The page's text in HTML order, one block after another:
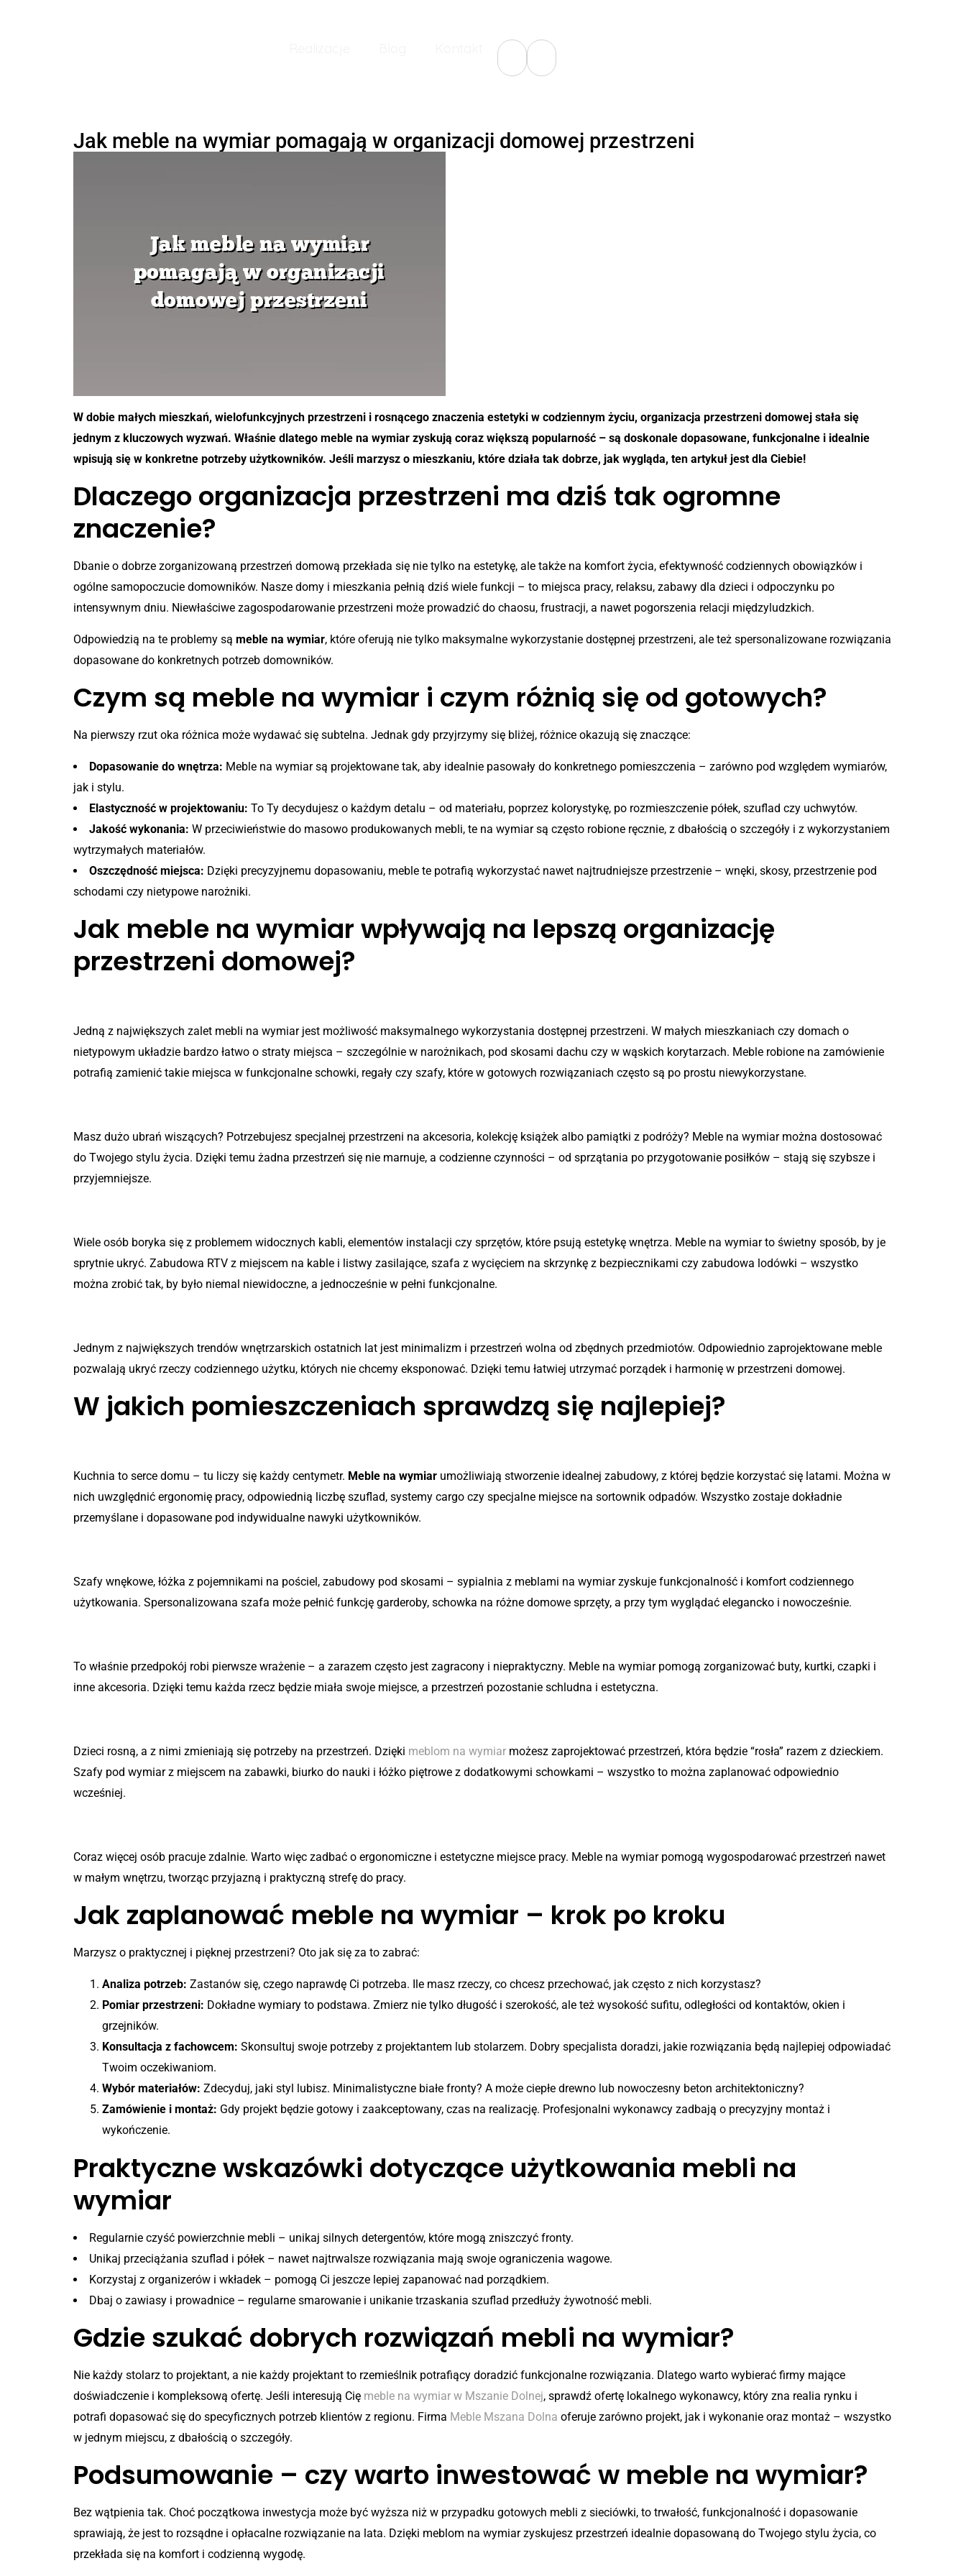
Jak meble na wymiar pomagają w organizacji domowej przestrzeni
W dobie małych mieszkań, wielofunkcyjnych przestrzeni i rosnącego znaczenia estetyki w codziennym życiu, organizacja przestrzeni domowej stała się
jednym z kluczowych wyzwań. Właśnie dlatego meble na wymiar zyskują coraz większą popularność – są doskonale dopasowane, funkcjonalne i idealnie
wpisują się w konkretne potrzeby użytkowników. Jeśli marzysz o mieszkaniu, które działa tak dobrze, jak wygląda, ten artykuł jest dla Ciebie!
Dlaczego organizacja przestrzeni ma dziś tak ogromne
znaczenie?
Dbanie o dobrze zorganizowaną przestrzeń domową przekłada się nie tylko na estetykę, ale także na komfort życia, efektywność codziennych obowiązków i
ogólne samopoczucie domowników. Nasze domy i mieszkania pełnią dziś wiele funkcji – to miejsca pracy, relaksu, zabawy dla dzieci i odpoczynku po
intensywnym dniu. Niewłaściwe zagospodarowanie przestrzeni może prowadzić do chaosu, frustracji, a nawet pogorszenia relacji międzyludzkich.
Odpowiedzią na te problemy są meble na wymiar, które oferują nie tylko maksymalne wykorzystanie dostępnej przestrzeni, ale też spersonalizowane rozwiązania
dopasowane do konkretnych potrzeb domowników.
Czym są meble na wymiar i czym różnią się od gotowych?
Na pierwszy rzut oka różnica może wydawać się subtelna. Jednak gdy przyjrzymy się bliżej, różnice okazują się znaczące:
Dopasowanie do wnętrza: Meble na wymiar są projektowane tak, aby idealnie pasowały do konkretnego pomieszczenia – zarówno pod względem wymiarów,
jak i stylu.
Elastyczność w projektowaniu: To Ty decydujesz o każdym detalu – od materiału, poprzez kolorystykę, po rozmieszczenie półek, szuflad czy uchwytów.
Jakość wykonania: W przeciwieństwie do masowo produkowanych mebli, te na wymiar są często robione ręcznie, z dbałością o szczegóły i z wykorzystaniem
wytrzymałych materiałów.
Oszczędność miejsca: Dzięki precyzyjnemu dopasowaniu, meble te potrafią wykorzystać nawet najtrudniejsze przestrzenie – wnęki, skosy, przestrzenie pod
schodami czy nietypowe narożniki.
Jak meble na wymiar wpływają na lepszą organizację
przestrzeni domowej?
Jedną z największych zalet mebli na wymiar jest możliwość maksymalnego wykorzystania dostępnej przestrzeni. W małych mieszkaniach czy domach o
nietypowym układzie bardzo łatwo o straty miejsca – szczególnie w narożnikach, pod skosami dachu czy w wąskich korytarzach. Meble robione na zamówienie
potrafią zamienić takie miejsca w funkcjonalne schowki, regały czy szafy, które w gotowych rozwiązaniach często są po prostu niewykorzystane.
Masz dużo ubrań wiszących? Potrzebujesz specjalnej przestrzeni na akcesoria, kolekcję książek albo pamiątki z podróży? Meble na wymiar można dostosować
do Twojego stylu życia. Dzięki temu żadna przestrzeń się nie marnuje, a codzienne czynności – od sprzątania po przygotowanie posiłków – stają się szybsze i
przyjemniejsze.
Wiele osób boryka się z problemem widocznych kabli, elementów instalacji czy sprzętów, które psują estetykę wnętrza. Meble na wymiar to świetny sposób, by je
sprytnie ukryć. Zabudowa RTV z miejscem na kable i listwy zasilające, szafa z wycięciem na skrzynkę z bezpiecznikami czy zabudowa lodówki – wszystko
można zrobić tak, by było niemal niewidoczne, a jednocześnie w pełni funkcjonalne.
Jednym z największych trendów wnętrzarskich ostatnich lat jest minimalizm i przestrzeń wolna od zbędnych przedmiotów. Odpowiednio zaprojektowane meble
pozwalają ukryć rzeczy codziennego użytku, których nie chcemy eksponować. Dzięki temu łatwiej utrzymać porządek i harmonię w przestrzeni domowej.
W jakich pomieszczeniach sprawdzą się najlepiej?
Kuchnia to serce domu – tu liczy się każdy centymetr. Meble na wymiar umożliwiają stworzenie idealnej zabudowy, z której będzie korzystać się latami. Można w
nich uwzględnić ergonomię pracy, odpowiednią liczbę szuflad, systemy cargo czy specjalne miejsce na sortownik odpadów. Wszystko zostaje dokładnie
przemyślane i dopasowane pod indywidualne nawyki użytkowników.
Szafy wnękowe, łóżka z pojemnikami na pościel, zabudowy pod skosami – sypialnia z meblami na wymiar zyskuje funkcjonalność i komfort codziennego
użytkowania. Spersonalizowana szafa może pełnić funkcję garderoby, schowka na różne domowe sprzęty, a przy tym wyglądać elegancko i nowocześnie.
To właśnie przedpokój robi pierwsze wrażenie – a zarazem często jest zagracony i niepraktyczny. Meble na wymiar pomogą zorganizować buty, kurtki, czapki i
inne akcesoria. Dzięki temu każda rzecz będzie miała swoje miejsce, a przestrzeń pozostanie schludna i estetyczna.
Dzieci rosną, a z nimi zmieniają się potrzeby na przestrzeń. Dzięki meblom na wymiar możesz zaprojektować przestrzeń, która będzie “rosła” razem z dzieckiem.
Szafy pod wymiar z miejscem na zabawki, biurko do nauki i łóżko piętrowe z dodatkowymi schowkami – wszystko to można zaplanować odpowiednio
wcześniej.
Coraz więcej osób pracuje zdalnie. Warto więc zadbać o ergonomiczne i estetyczne miejsce pracy. Meble na wymiar pomogą wygospodarować przestrzeń nawet
w małym wnętrzu, tworząc przyjazną i praktyczną strefę do pracy.
Jak zaplanować meble na wymiar – krok po kroku
Marzysz o praktycznej i pięknej przestrzeni? Oto jak się za to zabrać:
Analiza potrzeb: Zastanów się, czego naprawdę Ci potrzeba. Ile masz rzeczy, co chcesz przechować, jak często z nich korzystasz?
Pomiar przestrzeni: Dokładne wymiary to podstawa. Zmierz nie tylko długość i szerokość, ale też wysokość sufitu, odległości od kontaktów, okien i
grzejników.
Konsultacja z fachowcem: Skonsultuj swoje potrzeby z projektantem lub stolarzem. Dobry specjalista doradzi, jakie rozwiązania będą najlepiej odpowiadać
Twoim oczekiwaniom.
Wybór materiałów: Zdecyduj, jaki styl lubisz. Minimalistyczne białe fronty? A może ciepłe drewno lub nowoczesny beton architektoniczny?
Zamówienie i montaż: Gdy projekt będzie gotowy i zaakceptowany, czas na realizację. Profesjonalni wykonawcy zadbają o precyzyjny montaż i
wykończenie.
Praktyczne wskazówki dotyczące użytkowania mebli na
wymiar
Regularnie czyść powierzchnie mebli – unikaj silnych detergentów, które mogą zniszczyć fronty.
Unikaj przeciążania szuflad i półek – nawet najtrwalsze rozwiązania mają swoje ograniczenia wagowe.
Korzystaj z organizerów i wkładek – pomogą Ci jeszcze lepiej zapanować nad porządkiem.
Dbaj o zawiasy i prowadnice – regularne smarowanie i unikanie trzaskania szuflad przedłuży żywotność mebli.
Gdzie szukać dobrych rozwiązań mebli na wymiar?
Nie każdy stolarz to projektant, a nie każdy projektant to rzemieślnik potrafiący doradzić funkcjonalne rozwiązania. Dlatego warto wybierać firmy mające
doświadczenie i kompleksową ofertę. Jeśli interesują Cię meble na wymiar w Mszanie Dolnej, sprawdź ofertę lokalnego wykonawcy, który zna realia rynku i
potrafi dopasować się do specyficznych potrzeb klientów z regionu. Firma Meble Mszana Dolna oferuje zarówno projekt, jak i wykonanie oraz montaż – wszystko
w jednym miejscu, z dbałością o szczegóły.
Podsumowanie – czy warto inwestować w meble na wymiar?
Bez wątpienia tak. Choć początkowa inwestycja może być wyższa niż w przypadku gotowych mebli z sieciówki, to trwałość, funkcjonalność i dopasowanie
sprawiają, że jest to rozsądne i opłacalne rozwiązanie na lata. Dzięki meblom na wymiar zyskujesz przestrzeń idealnie dopasowaną do Twojego stylu życia, co
przekłada się na komfort i codzienną wygodę.